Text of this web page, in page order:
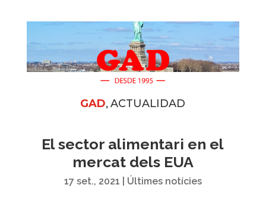
GAD,ACTUALIDAD
El sector alimentari en el
mercat dels EUA
17 set., 2021 Últimes notícies